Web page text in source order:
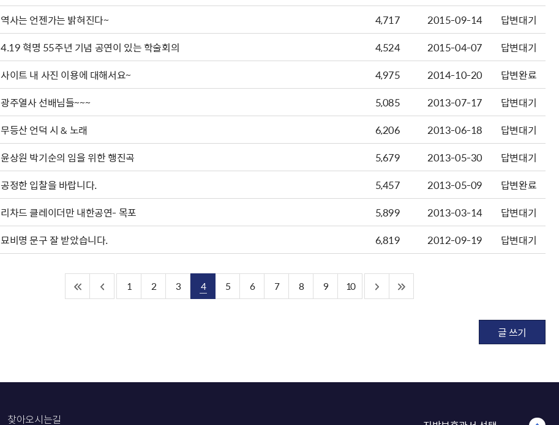
역사는 언젠가는 밝혀진다~ 4,717 2015-09-14
답변대기
4.19 혁명 55주년 기념 공연이 있는 학술회의 4,524 2015-04-07
답변대기
사이트 내 사진 이용에 대해서요~ 4,975 2014-10-20
답변완료
광주열사 선배님들~~~ 5,085 2013-07-17
답변대기
무등산 언덕 시 & 노래 6,206 2013-06-18
답변대기
윤상원 박기순의 임을 위한 행진곡 5,679 2013-05-30
답변대기
공정한 입찰을 바랍니다. 5,457 2013-05-09
답변완료
리차드 클레이더만 내한공연- 목포 5,899 2013-03-14
답변대기
묘비명 문구 잘 받았습니다. 6,819 2012-09-19 답변대기
1 2 3 4 5 6 7 8 9 10
글 쓰기
찾아오시는길